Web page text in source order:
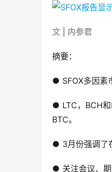
文 | 内参君
摘要：
● SFOX多因素
● LTC，BCH和
BTC。
● 3月份强调了
● 关注会议、期